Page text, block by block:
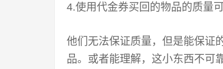
4.使用代金券买回的物品的质量可
他们无法保证质量，但是能保证
品。或者能理解，这小东西不可